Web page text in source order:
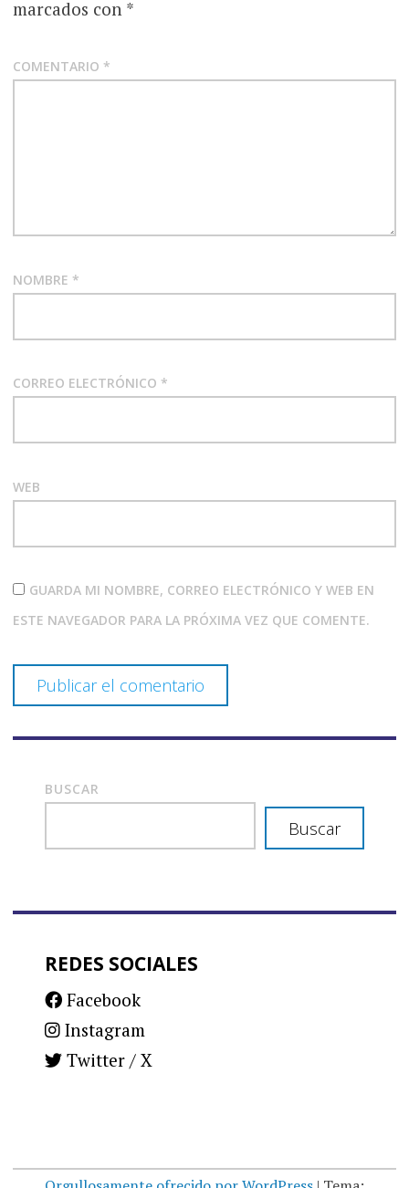
marcados con *
COMENTARIO *
NOMBRE *
CORREO ELECTRÓNICO *
WEB
GUARDA MI NOMBRE, CORREO ELECTRÓNICO Y WEB EN
ESTE NAVEGADOR PARA LA PRÓXIMA VEZ QUE COMENTE.
BUSCAR
Buscar
REDES SOCIALES
Facebook
Instagram
Twitter / X